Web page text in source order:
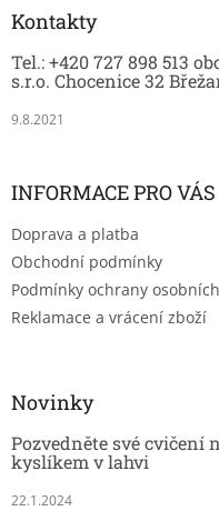
Kontakty
Tel.: +420 727 898 513
s.r.o. Chocenice 32
9.8.2021
INFORMACE PRO VÁS
Doprava a platba
Obchodní podmínky
Podmínky ochrany
Reklamace a vrácení zboží
Novinky
Pozvedněte své cvičení
kyslíkem v lahvi
22.1.2024